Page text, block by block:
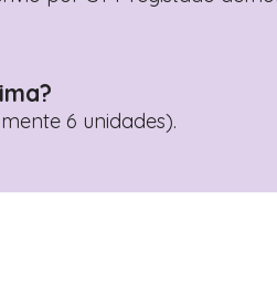
6 unidades).